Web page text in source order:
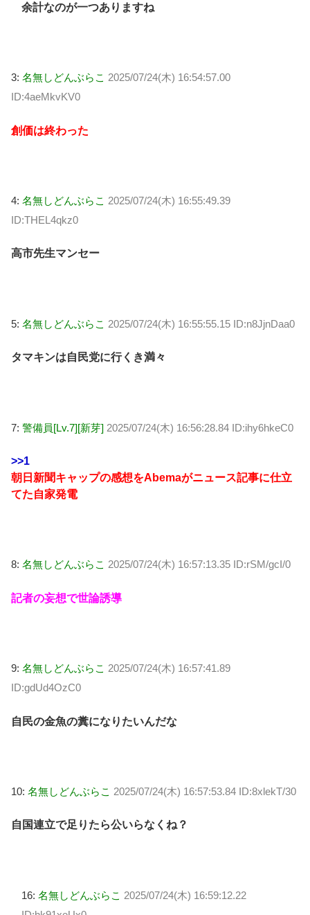
余計なのが一つありますね
3: 名無しどんぶらこ 2025/07/24(木) 16:54:57.00
ID:4aeMkvKV0
創価は終わった
4: 名無しどんぶらこ 2025/07/24(木) 16:55:49.39
ID:THEL4qkz0
高市先生マンセー
5: 名無しどんぶらこ 2025/07/24(木) 16:55:55.15 ID:n8JjnDaa0
タマキンは自民党に行くき満々
7: 警備員[Lv.7][新芽] 2025/07/24(木) 16:56:28.84 ID:ihy6hkeC0
>>1
朝日新聞キャップの感想をAbemaがニュース記事に仕立
てた自家発電
8: 名無しどんぶらこ 2025/07/24(木) 16:57:13.35 ID:rSM/gcI/0
記者の妄想で世論誘導
9: 名無しどんぶらこ 2025/07/24(木) 16:57:41.89
ID:gdUd4OzC0
自民の金魚の糞になりたいんだな
10: 名無しどんぶらこ 2025/07/24(木) 16:57:53.84 ID:8xlekT/30
自国連立で足りたら公いらなくね？
16: 名無しどんぶらこ 2025/07/24(木) 16:59:12.22